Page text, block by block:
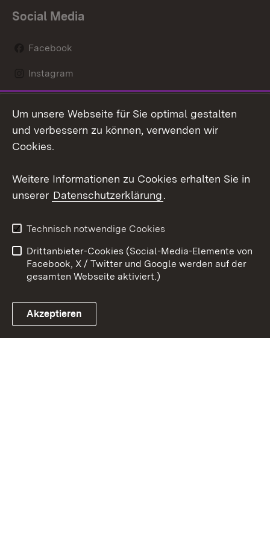
Social Media
Facebook
Instagram
Social Wall
Youtube
Link zum Landesportal
Kontakt
Datenschutz
Barrierefreiheit
Impressum Cookies
Um unsere Webseite für Sie optimal gestalten
und verbessern zu können, verwenden wir
Cookies.
Weitere Informationen zu Cookies erhalten Sie in
unserer Datenschutzerklärung.
Technisch notwendige Cookies
Drittanbieter-Cookies (Social-Media-Elemente von
Facebook, X / Twitter und Google werden auf der
gesamten Webseite aktiviert.)
Akzeptieren